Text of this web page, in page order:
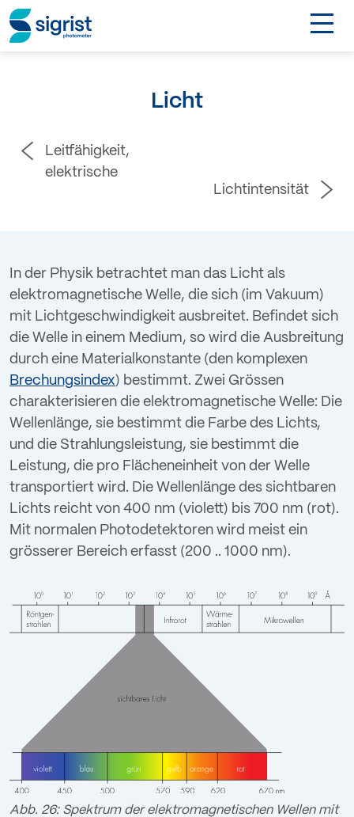
Produkte
EN
Kontakt
Login
Licht
Leitfähigkeit,
elektrische
Lichtintensität
In der Physik betrachtet man das Licht als
elektromagnetische Welle, die sich (im Vakuum)
mit Lichtgeschwindigkeit ausbreitet. Befindet sich
die Welle in einem Medium, so wird die Ausbreitung
durch eine Materialkonstante (den komplexen
Brechungsindex) bestimmt. Zwei Grössen
charakterisieren die elektromagnetische Welle: Die
Wellenlänge, sie bestimmt die Farbe des Lichts,
und die Strahlungsleistung, sie bestimmt die
Leistung, die pro Flächeneinheit von der Welle
transportiert wird. Die Wellenlänge des sichtbaren
Lichts reicht von 400 nm (violett) bis 700 nm (rot).
Mit normalen Photodetektoren wird meist ein
grösserer Bereich erfasst (200 .. 1000 nm).
Abb. 26: Spektrum der elektromagnetischen Wellen mit